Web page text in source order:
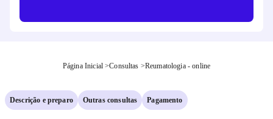
Página Inicial >Consultas >Reumatologia - online
Descrição e preparo Outras consultas Pagamento